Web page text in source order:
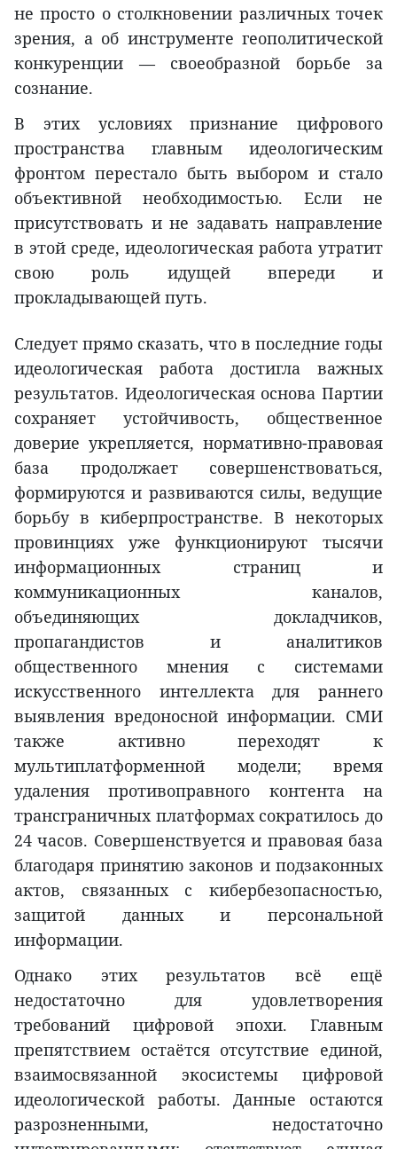
не просто о столкновении различных точек
зрения, а об инструменте геополитической
конкуренции — своеобразной борьбе за
сознание.
В этих условиях признание цифрового
пространства главным идеологическим
фронтом перестало быть выбором и стало
объективной необходимостью. Если не
присутствовать и не задавать направление
в этой среде, идеологическая работа утратит
свою роль идущей впереди и
прокладывающей путь.
Следует прямо сказать, что в последние годы
идеологическая работа достигла важных
результатов. Идеологическая основа Партии
сохраняет устойчивость, общественное
доверие укрепляется, нормативно-правовая
база продолжает совершенствоваться,
формируются и развиваются силы, ведущие
борьбу в киберпространстве. В некоторых
провинциях уже функционируют тысячи
информационных страниц и
коммуникационных каналов,
объединяющих докладчиков,
пропагандистов и аналитиков
общественного мнения с системами
искусственного интеллекта для раннего
выявления вредоносной информации. СМИ
также активно переходят к
мультиплатформенной модели; время
удаления противоправного контента на
трансграничных платформах сократилось до
24 часов. Совершенствуется и правовая база
благодаря принятию законов и подзаконных
актов, связанных с кибербезопасностью,
защитой данных и персональной
информации.
Однако этих результатов всё ещё
недостаточно для удовлетворения
требований цифровой эпохи. Главным
препятствием остаётся отсутствие единой,
взаимосвязанной экосистемы цифровой
идеологической работы. Данные остаются
разрозненными, недостаточно